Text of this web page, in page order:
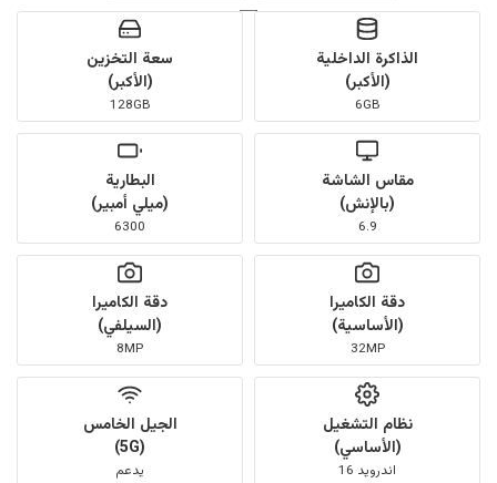
الذاكرة الداخلية
(الأكبر)
6GB
سعة التخزين
(الأكبر)
128GB
مقاس الشاشة
(بالإنش)
6.9
البطارية
(ميلي أمبير)
6300
دقة الكاميرا
(الأساسية)
32MP
دقة الكاميرا
(السيلفي)
8MP
نظام التشغيل
(الأساسي)
اندرويد 16
الجيل الخامس
(5G)
يدعم